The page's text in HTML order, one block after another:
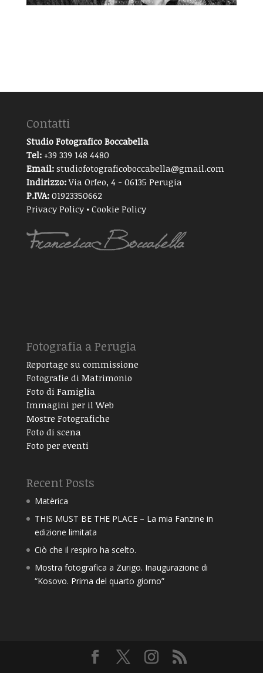
Contatti
Studio Fotografico Boccabella
Tel:+39 339 148 4480
Email: studiofotograficoboccabella@gmail.com
Indirizzo: Via Orfeo, 4 - 06135 Perugia
P.IVA: 01923350662
Privacy Policy• Cookie Policy
Fotografia a Perugia
Reportage su commissione
Fotografie di Matrimonio
Foto di Famiglia
Immagini per il Web
Mostre Fotografiche
Foto di scena
Foto per eventi
Recent Posts
Matèrica
THIS MUST BE THE PLACE – La mia Fanzine in
edizione limitata
Ciò che il respiro ha scelto.
Mostra fotografica a Zurigo. Inaugurazione di
“Kosovo. Prima del quarto giorno”